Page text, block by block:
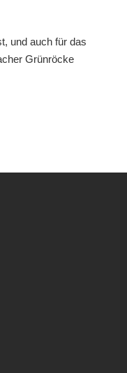
und auch für das
Grünröcke